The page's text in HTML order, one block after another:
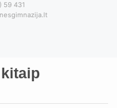
59 431